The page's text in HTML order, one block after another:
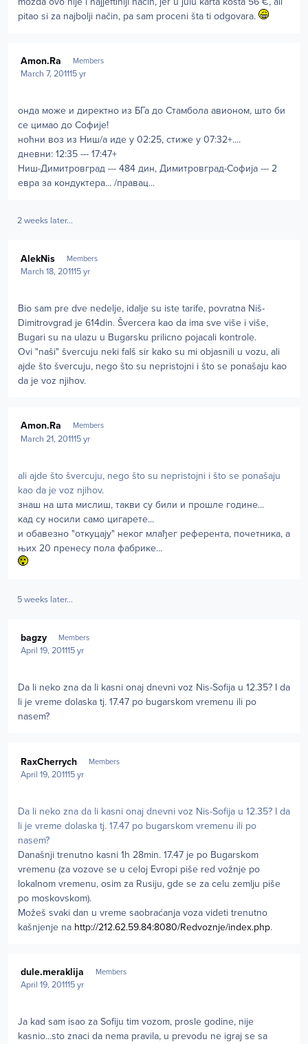
pitao si za najbolji način, pa sam proceni šta ti odgovara.
Amon.Ra Members
March 7, 201115 yr
онда може и директно из БГа до Стамбола авионом, што би
се цимао до Софије!
ноћни воз из Ниш/а иде у 02:25, стиже у 07:32+....
дневни: 12:35 --- 17:47+
Ниш-Димитровград --- 484 дин, Димитровград-Софија --- 2
евра за кондуктера... /правац...
2 weeks later...
AlekNis Members
March 18, 201115 yr
Bio sam pre dve nedelje, idalje su iste tarife, povratna Niš-
Dimitrovgrad je 614din. Švercera kao da ima sve više i više,
Bugari su na ulazu u Bugarsku prilicno pojacali kontrole.
Ovi "naši" švercuju neki falš sir kako su mi objasnili u vozu, ali
ajde što švercuju, nego što su nepristojni i što se ponašaju kao
da je voz njihov.
Amon.Ra Members
March 21, 201115 yr
ali ajde što švercuju, nego što su nepristojni i što se ponašaju
kao da je voz njihov.
знаш на шта мислиш, такви су били и прошле године...
кад су носили само цигарете...
и обавезно "откуцају" неког млађег референта, почетника, а
њих 20 пренесу пола фабрике...
5 weeks later...
bagzy Members
April 19, 201115 yr
Da li neko zna da li kasni onaj dnevni voz Nis-Sofija u 12.35? I da
li je vreme dolaska tj. 17.47 po bugarskom vremenu ili po
nasem?
RaxCherrych Members
April 19, 201115 yr
Da li neko zna da li kasni onaj dnevni voz Nis-Sofija u 12.35? I da
li je vreme dolaska tj. 17.47 po bugarskom vremenu ili po
nasem?
Današnji trenutno kasni 1h 28min. 17.47 je po Bugarskom
vremenu (za vozove se u celoj Evropi piše red vožnje po
lokalnom vremenu, osim za Rusiju, gde se za celu zemlju piše
po moskovskom).
Možeš svaki dan u vreme saobraćanja voza videti trenutno
kašnjenje na http://212.62.59.84:8080/Redvoznje/index.php.
dule.meraklija Members
April 19, 201115 yr
Ja kad sam isao za Sofiju tim vozom, prosle godine, nije
kasnio...sto znaci da nema pravila, u prevodu ne igraj se sa